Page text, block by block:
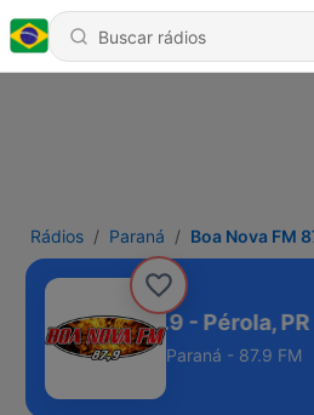
Rádios Paraná Boa Nova FM
Nova FM 87.9 - Pérola, PR
Paraná - 87.9 FM